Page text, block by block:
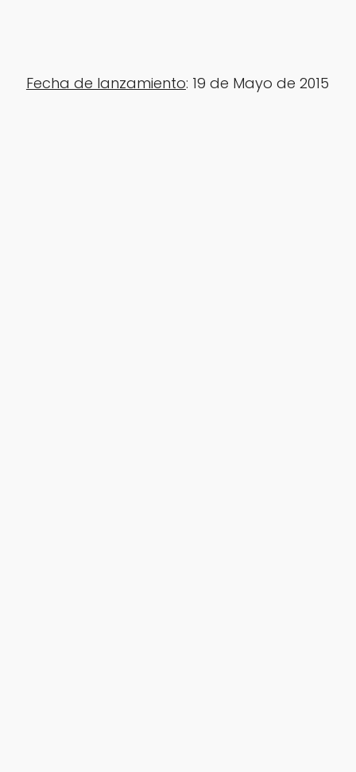
Fecha de lanzamiento: 19 de Mayo de 2015